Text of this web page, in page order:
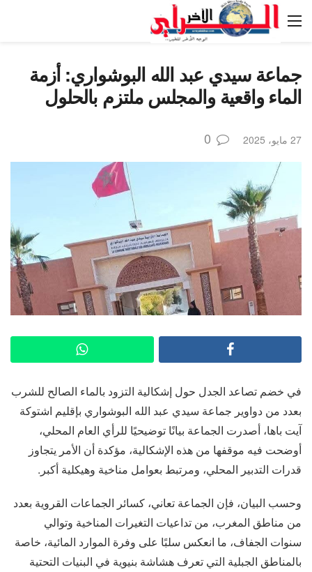
جماعة سيدي عبد الله البوشواري: أزمة
الماء واقعية والمجلس ملتزم بالحلول
27 مايو، 2025 0
في خضم تصاعد الجدل حول إشكالية التزود بالماء الصالح للشرب
بعدد من دواوير جماعة سيدي عبد الله البوشواري بإقليم اشتوكة
آيت باها، أصدرت الجماعة بيانًا توضيحيًا للرأي العام المحلي،
أوضحت فيه موقفها من هذه الإشكالية، مؤكدة أن الأمر يتجاوز
قدرات التدبير المحلي، ومرتبط بعوامل مناخية وهيكلية أكبر.
وحسب البيان، فإن الجماعة تعاني، كسائر الجماعات القروية بعدد
من مناطق المغرب، من تداعيات التغيرات المناخية وتوالي
سنوات الجفاف، ما انعكس سلبًا على وفرة الموارد المائية، خاصة
بالمناطق الجبلية التي تعرف هشاشة بنيوية في البنيات التحتية